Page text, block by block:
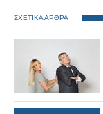
ΣΧΕΤΙΚΑ ΑΡΘΡΑ